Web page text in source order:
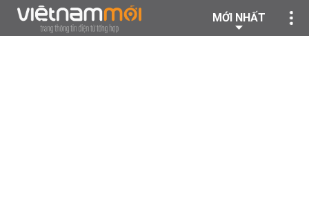
MỚI NHẤT